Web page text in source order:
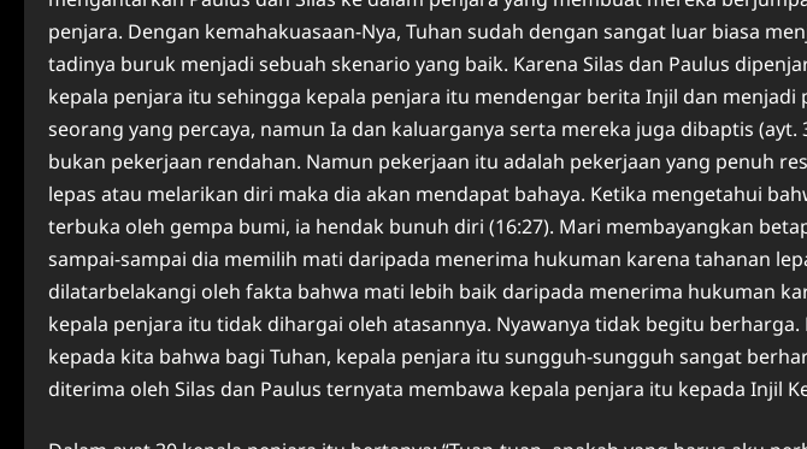
penjara. Dengan kemahakuasaan-Nya, Tuhan sudah dengan sangat luar biasa
tadinya buruk menjadi sebuah skenario yang baik. Karena Silas dan Paulus
kepala penjara itu sehingga kepala penjara itu mendengar berita Injil dan menjadi
seorang yang percaya, namun Ia dan kaluarganya serta mereka juga dibaptis (ayt.
bukan pekerjaan rendahan. Namun pekerjaan itu adalah pekerjaan yang penuh
lepas atau melarikan diri maka dia akan mendapat bahaya. Ketika mengetahui
terbuka oleh gempa bumi, ia hendak bunuh diri (16:27). Mari membayangkan
sampai-sampai dia memilih mati daripada menerima hukuman karena tahanan
dilatarbelakangi oleh fakta bahwa mati lebih baik daripada menerima hukuman
kepala penjara itu tidak dihargai oleh atasannya. Nyawanya tidak begitu
kepada kita bahwa bagi Tuhan, kepala penjara itu sungguh-sungguh sangat
diterima oleh Silas dan Paulus ternyata membawa kepala penjara itu kepada Injil